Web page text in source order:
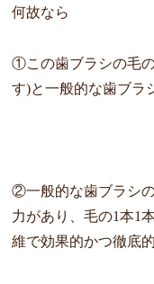
何故なら
①この歯ブラシの毛
す)と一般的な歯ブラ
②一般的な歯ブラシ
力があり、毛の1本1
維で効果的かつ徹底